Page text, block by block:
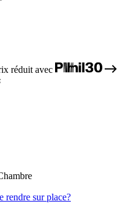
réduit avec
rendre sur place?